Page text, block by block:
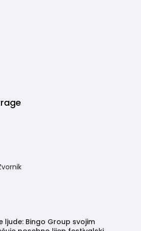
ljude: Bingo Group svojim